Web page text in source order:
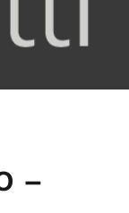
–